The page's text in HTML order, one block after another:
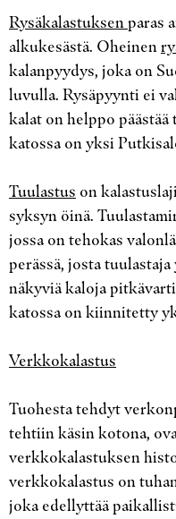
Rysäkalastuksenparas
alkukesästä. Oheinen
kalanpyydys, joka on
luvulla. Rysäpyynti ei
kalat on helppo päästää
katossa on yksi
Tuulastus on
syksyn öinä.
jossa on tehokas
perässä, josta
näkyviä kaloja
katossa on kiinnitetty
Verkkokalastus
Tuohesta tehdyt
tehtiin käsin kotona,
verkkokalastuksen
verkkokalastus on
joka edellyttää